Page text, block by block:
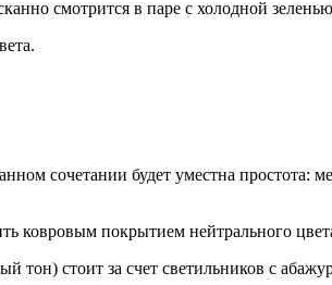
смотрится в паре с холодной
сочетании будет уместна простота:
ковровым покрытием нейтрального
тон) стоит за счет светильников с